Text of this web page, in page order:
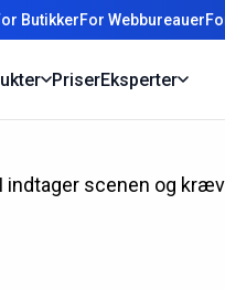
ButikkerFor Webbureauer
PriserEksperter
indtager scenen og